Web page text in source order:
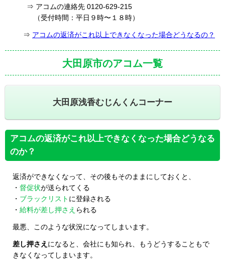
⇒ アコムの連絡先 0120-629-215
（受付時間：平日９時〜１８時）
⇒ アコムの返済がこれ以上できなくなった場合どうなるの？
大田原市のアコム一覧
大田原浅香むじんくんコーナー
アコムの返済がこれ以上できなくなった場合どうなる
のか？
返済ができなくなって、その後もそのままにしておくと、
・ 督促状が送られてくる
・ ブラックリスト に登録される
・ 給料が差し押さえ られる
最悪、このような状況になってしまいます。
差し押さえ になると、会社にも知られ、もうどうすることもで
きなくなってしまいます。